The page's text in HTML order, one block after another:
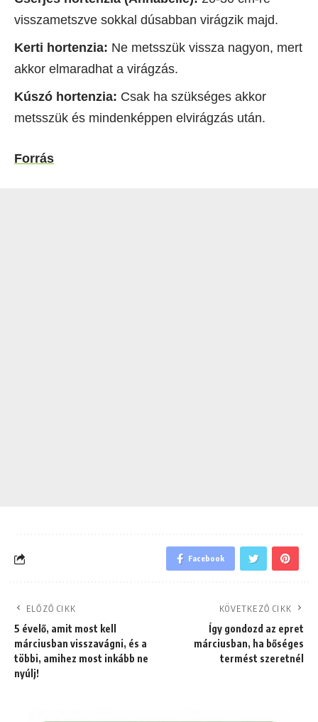
visszametszve sokkal dúsabban virágzik majd.
Kerti hortenzia: Ne metsszük vissza nagyon, mert
akkor elmaradhat a virágzás.
Kúszó hortenzia: Csak ha szükséges akkor
metsszük és mindenképpen elvirágzás után.
Forrás
Facebook
ELŐZŐ CIKK
5 évelő, amit most kell
márciusban visszavágni, és a
többi, amihez most inkább ne
nyúlj!
KÖVETKEZŐ CIKK
Így gondozd az epret
márciusban, ha bőséges
termést szeretnél